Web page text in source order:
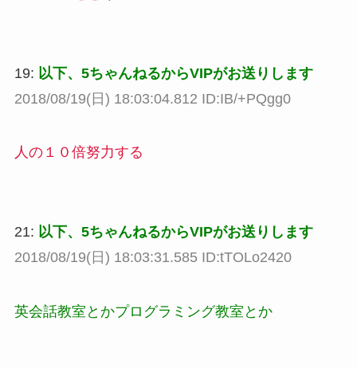
19: 以下、5ちゃんねるからVIPがお送りします
2018/08/19(日) 18:03:04.812 ID:IB/+PQgg0
人の１０倍努力する
21: 以下、5ちゃんねるからVIPがお送りします
2018/08/19(日) 18:03:31.585 ID:tTOLo2420
英会話教室とかプログラミング教室とか